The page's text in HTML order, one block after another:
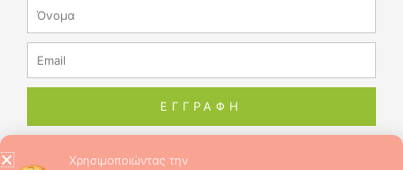
ΕΓΓΡΑΦΗ
Χρησιμοποιώντας την